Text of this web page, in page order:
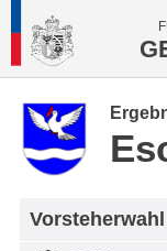
Vorsteherwahl